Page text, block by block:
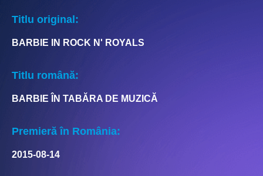
Titlu original:
BARBIE IN ROCK N' ROYALS
Titlu română:
BARBIE ÎN TABĂRA DE MUZICĂ
Premieră în România:
2015-08-14